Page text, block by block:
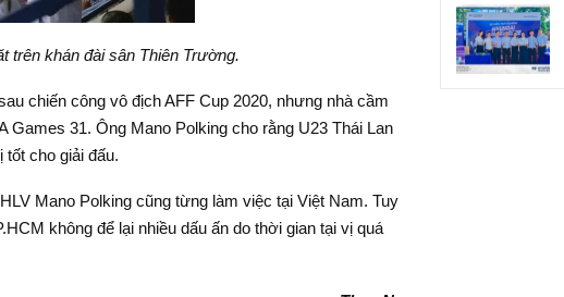
trên khán đài sân Thiên Trường.
chiến công vô địch AFF Cup 2020, nhưng nhà cầm
31. Ông Mano Polking cho rằng U23 Thái Lan
cho giải đấu.
Mano Polking cũng từng làm việc tại Việt Nam. Tuy
không để lại nhiều dấu ấn do thời gian tại vị quá